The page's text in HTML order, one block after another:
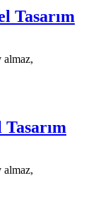
Tasarım
almaz,
almaz,